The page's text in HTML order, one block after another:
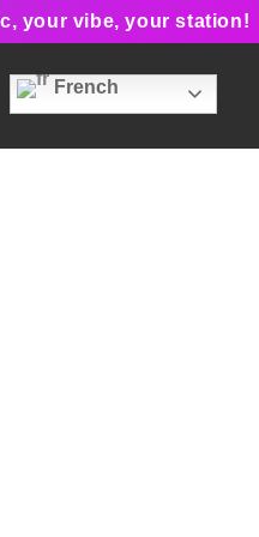
your vibe, your station!
French